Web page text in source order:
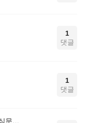
1
댓글
1
댓글